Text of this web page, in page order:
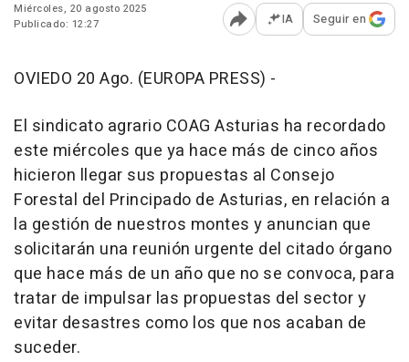
Miércoles, 20 agosto 2025
Publicado: 12:27
Abrir opciones para
IA Seguir en
OVIEDO 20 Ago. (EUROPA PRESS) -
El sindicato agrario COAG Asturias ha recordado
este miércoles que ya hace más de cinco años
hicieron llegar sus propuestas al Consejo
Forestal del Principado de Asturias, en relación a
la gestión de nuestros montes y anuncian que
solicitarán una reunión urgente del citado órgano
que hace más de un año que no se convoca, para
tratar de impulsar las propuestas del sector y
evitar desastres como los que nos acaban de
suceder.